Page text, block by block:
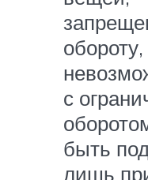
обороту,
с
быть
лишь